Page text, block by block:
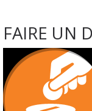
FAIRE UN